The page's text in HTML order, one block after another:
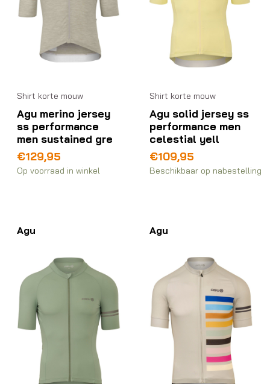
Shirt korte mouw
Agu merino jersey
ss performance
men sustained gre
€129,95
Op voorraad in winkel
Shirt korte mouw
Agu solid jersey ss
performance men
celestial yell
€109,95
Beschikbaar op nabestelling
Agu Agu